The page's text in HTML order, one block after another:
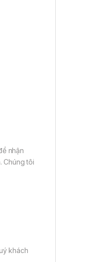
nhận
Chúng tôi
khách